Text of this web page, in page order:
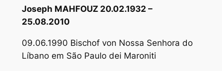
Joseph MAHFOUZ 20.02.1932 –
25.08.2010
09.06.1990 Bischof von Nossa Senhora do
Líbano em São Paulo dei Maroniti